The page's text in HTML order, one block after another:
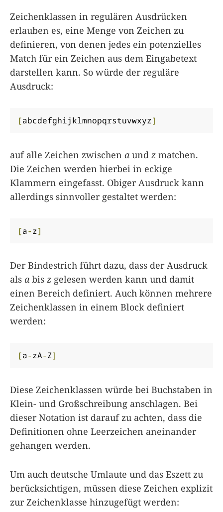
Zeichenklassen in regulären Ausdrücken
erlauben es, eine Menge von Zeichen zu
definieren, von denen jedes ein potenzielles
Match für ein Zeichen aus dem Eingabetext
darstellen kann. So würde der reguläre
Ausdruck:
[abcdefghijklmnopqrstuvwxyz]
auf alle Zeichen zwischen a und z matchen.
Die Zeichen werden hierbei in eckige
Klammern eingefasst. Obiger Ausdruck kann
allerdings sinnvoller gestaltet werden:
[a-z]
Der Bindestrich führt dazu, dass der Ausdruck
als a bis z gelesen werden kann und damit
einen Bereich definiert. Auch können mehrere
Zeichenklassen in einem Block definiert
werden:
[a-zA-Z]
Diese Zeichenklassen würde bei Buchstaben in
Klein- und Großschreibung anschlagen. Bei
dieser Notation ist darauf zu achten, dass die
Definitionen ohne Leerzeichen aneinander
gehangen werden.
Um auch deutsche Umlaute und das Eszett zu
berücksichtigen, müssen diese Zeichen explizit
zur Zeichenklasse hinzugefügt werden: